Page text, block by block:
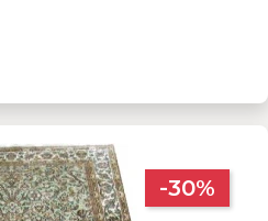
-30%